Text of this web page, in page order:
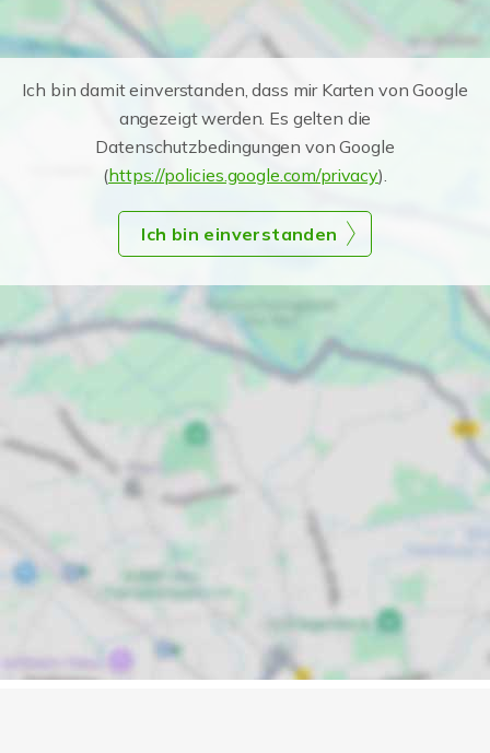
Ich bin damit einverstanden, dass mir Karten von Google
angezeigt werden. Es gelten die
Datenschutzbedingungen von Google
(https://policies.google.com/privacy).
Ich bin einverstanden